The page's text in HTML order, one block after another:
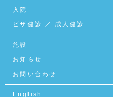
入院
ビザ健診 ／ 成人健診
施設
お知らせ
お問い合わせ
English